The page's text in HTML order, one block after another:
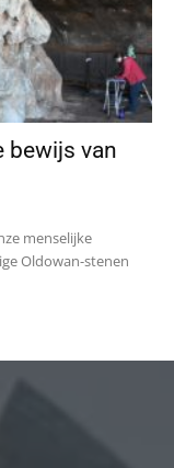
bewijs van
menselijke
Oldowan-stenen